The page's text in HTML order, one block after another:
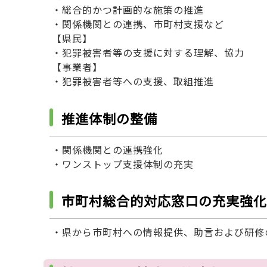
・総合的かつ計画的な施策の推進
・関係機関との連携、市町村支援など
【県民】
・犯罪被害者等の支援に対する理解、協力
【事業者】
・犯罪被害者等への支援、取組推進
推進体制の整備
・関係機関との連携強化
・ワンストップ支援体制の充実
市町村総合的対応窓口の充実強化
・県から市町村への情報提供、助言および研